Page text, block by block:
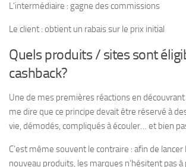
L’intermédiaire : gagne des commissions
Le client : obtient un rabais sur le prix initial
Quels produits / sites sont
cashback?
Une de mes premières réactions en
me dire que ce principe devait être réservé à
vie, démodés, compliqués à écouler… et bien
C’est même souvent le contraire : afin de lancer
nouveau produits, les marques n’hésitent pas à